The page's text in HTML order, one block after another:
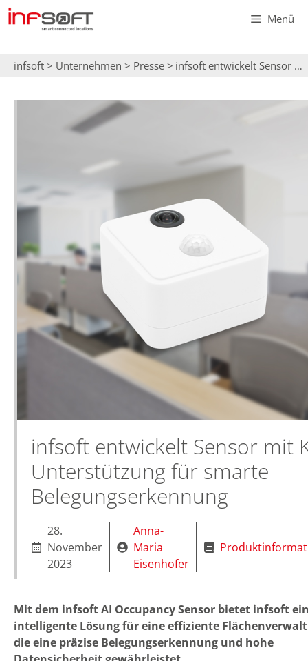
Zum
Inhalt
Menü
infsoft > Unternehmen > Presse > infsoft entwickelt Sensor mit KI-Unterstützung für smarte Belegungserkennung
infsoft entwickelt Sensor mit
Unterstützung für smarte
Belegungserkennung
28.
November
2023
Anna-
Maria
Eisenhofer
Mit dem infsoft AI Occupancy Sensor bietet infsoft
intelligente Lösung für eine effiziente
die eine präzise Belegungserkennung und hohe